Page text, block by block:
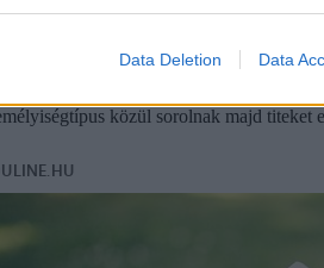
Data Deletion Data
, ahol egy skálán kell
közül sorolnak majd